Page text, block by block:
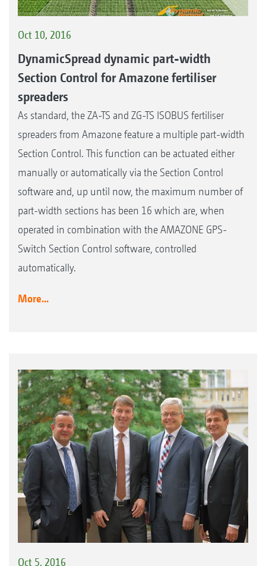
Oct 10, 2016
DynamicSpread dynamic part-width
Section Control for Amazone fertiliser
spreaders
As standard, the ZA-TS and ZG-TS ISOBUS fertiliser
spreaders from Amazone feature a multiple part-width
Section Control. This function can be actuated either
manually or automatically via the Section Control
software and, up until now, the maximum number of
part-width sections has been 16 which are, when
operated in combination with the AMAZONE GPS-
Switch Section Control software, controlled
automatically.
More...
Oct 5, 2016